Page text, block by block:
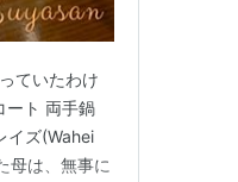
ていたわけ
ート 両手鍋
イズ(Wahei
母は、無事に